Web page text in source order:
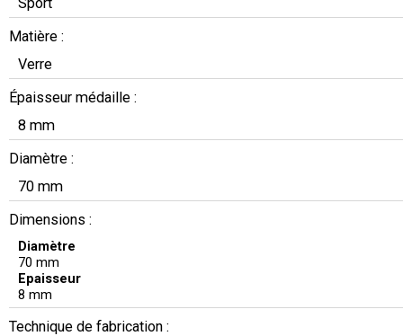
Matière :
Verre
Épaisseur médaille :
8 mm
Diamètre :
70 mm
Dimensions :
Diamètre
70 mm
Epaisseur
8 mm
Technique de fabrication :